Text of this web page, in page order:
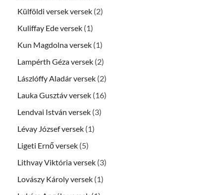
Külföldi versek versek (2)
Kuliffay Ede versek (1)
Kun Magdolna versek (1)
Lampérth Géza versek (2)
Lászlóffy Aladár versek (2)
Lauka Gusztáv versek (16)
Lendvai István versek (3)
Lévay József versek (1)
Ligeti Ernő versek (5)
Lithvay Viktória versek (3)
Lovászy Károly versek (1)